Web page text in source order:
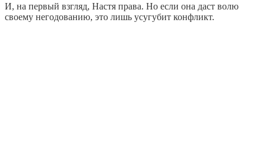
И, на первый взгляд, Настя права. Но если она даст волю
своему негодованию, это лишь усугубит конфликт.